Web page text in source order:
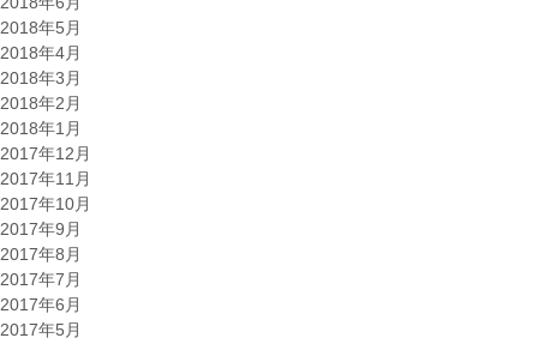
2018年5月
2018年4月
2018年3月
2018年2月
2018年1月
2017年12月
2017年11月
2017年10月
2017年9月
2017年8月
2017年7月
2017年6月
2017年5月